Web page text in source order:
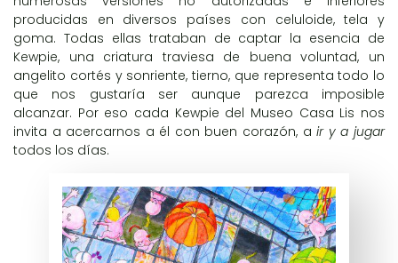
producidas en diversos países con celuloide, tela y
goma. Todas ellas trataban de captar la esencia de
Kewpie, una criatura traviesa de buena voluntad, un
angelito cortés y sonriente, tierno, que representa todo lo
que nos gustaría ser aunque parezca imposible
alcanzar. Por eso cada Kewpie del Museo Casa Lis nos
invita a acercarnos a él con buen corazón, air y a jugar
todos los días.